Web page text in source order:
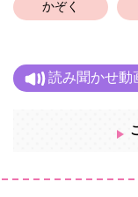
かぞく
読み聞かせ動